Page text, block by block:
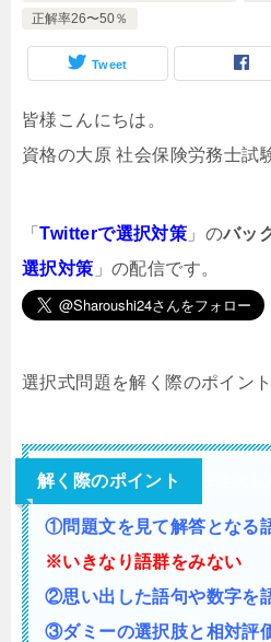
正解率26〜50％
Tweet
皆様こんにちは。
資格の大原 社会保険労務士試
「Twitterで選択対策 」のバッ
選択対策 」の配信です。
選択式問題を解く際のポイン
解く際のポイント
①問題文を見て解答となる
※いきなり語群をみない
②思い出した語句や数字を
③ダミーの選択肢と相対評